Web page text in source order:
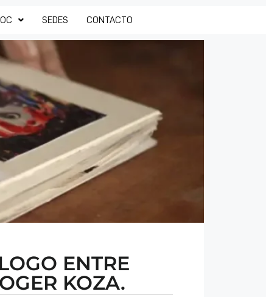
SEDES CONTACTO
ENTRE
KOZA.